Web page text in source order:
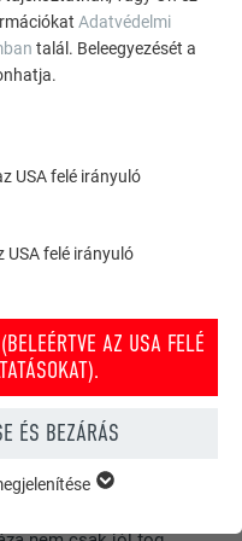
Kérdéseivel
azoffice.hu@prefa.com
telefonszámon.
Adatvédelmi
talál. Beleegyezését a
USA felé irányuló
USA felé irányuló
AZ USA FELÉ
ÉS BEZÁRÁS